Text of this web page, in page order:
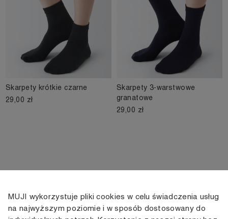
Skarpety krótkie czarne
29,00 zł
Skarpety 3-warstwowe
granatowe
29,00 zł
KONTAKT KONTO INFORMACJE
MUJI wykorzystuje pliki cookies w celu świadczenia usług
na najwyższym poziomie i w sposób dostosowany do